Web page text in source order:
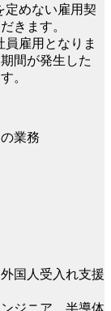
定めない雇用契
きます。
雇用となりま
間が発生した
。
業務
国人受入れ支援
ジニア、半導体